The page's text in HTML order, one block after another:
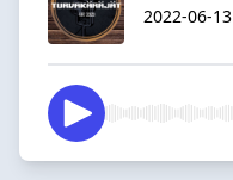
2022-06-13